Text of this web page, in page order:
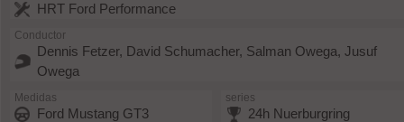
HRT Ford Performance
Conductor
Dennis Fetzer, David Schumacher, Salman Owega, Jusuf
Owega
Medidas
Ford Mustang GT3
series
24h Nuerburgring